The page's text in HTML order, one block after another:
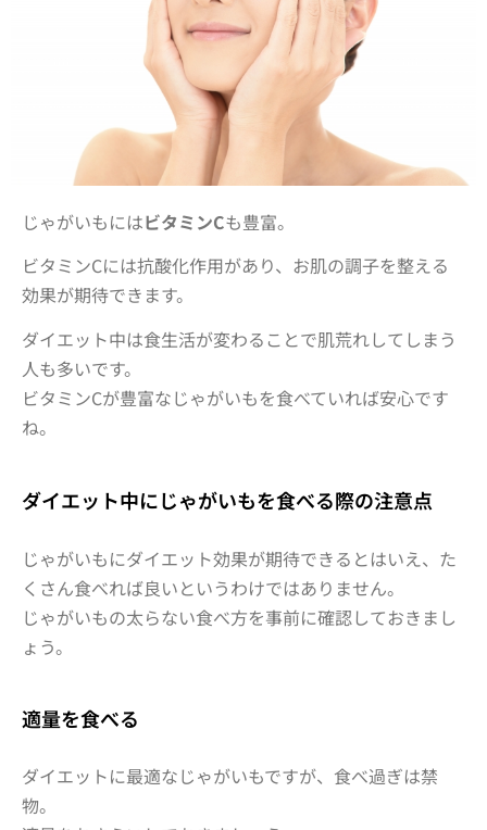
じゃがいもにはビタミンCも豊富。
ビタミンCには抗酸化作用があり、お肌の調子を整える
効果が期待できます。
ダイエット中は食生活が変わることで肌荒れしてしまう
人も多いです。
ビタミンCが豊富なじゃがいもを食べていれば安心です
ね。
ダイエット中にじゃがいもを食べる際の注意点
じゃがいもにダイエット効果が期待できるとはいえ、た
くさん食べれば良いというわけではありません。
じゃがいもの太らない食べ方を事前に確認しておきまし
ょう。
適量を食べる
ダイエットに最適なじゃがいもですが、食べ過ぎは禁
物。